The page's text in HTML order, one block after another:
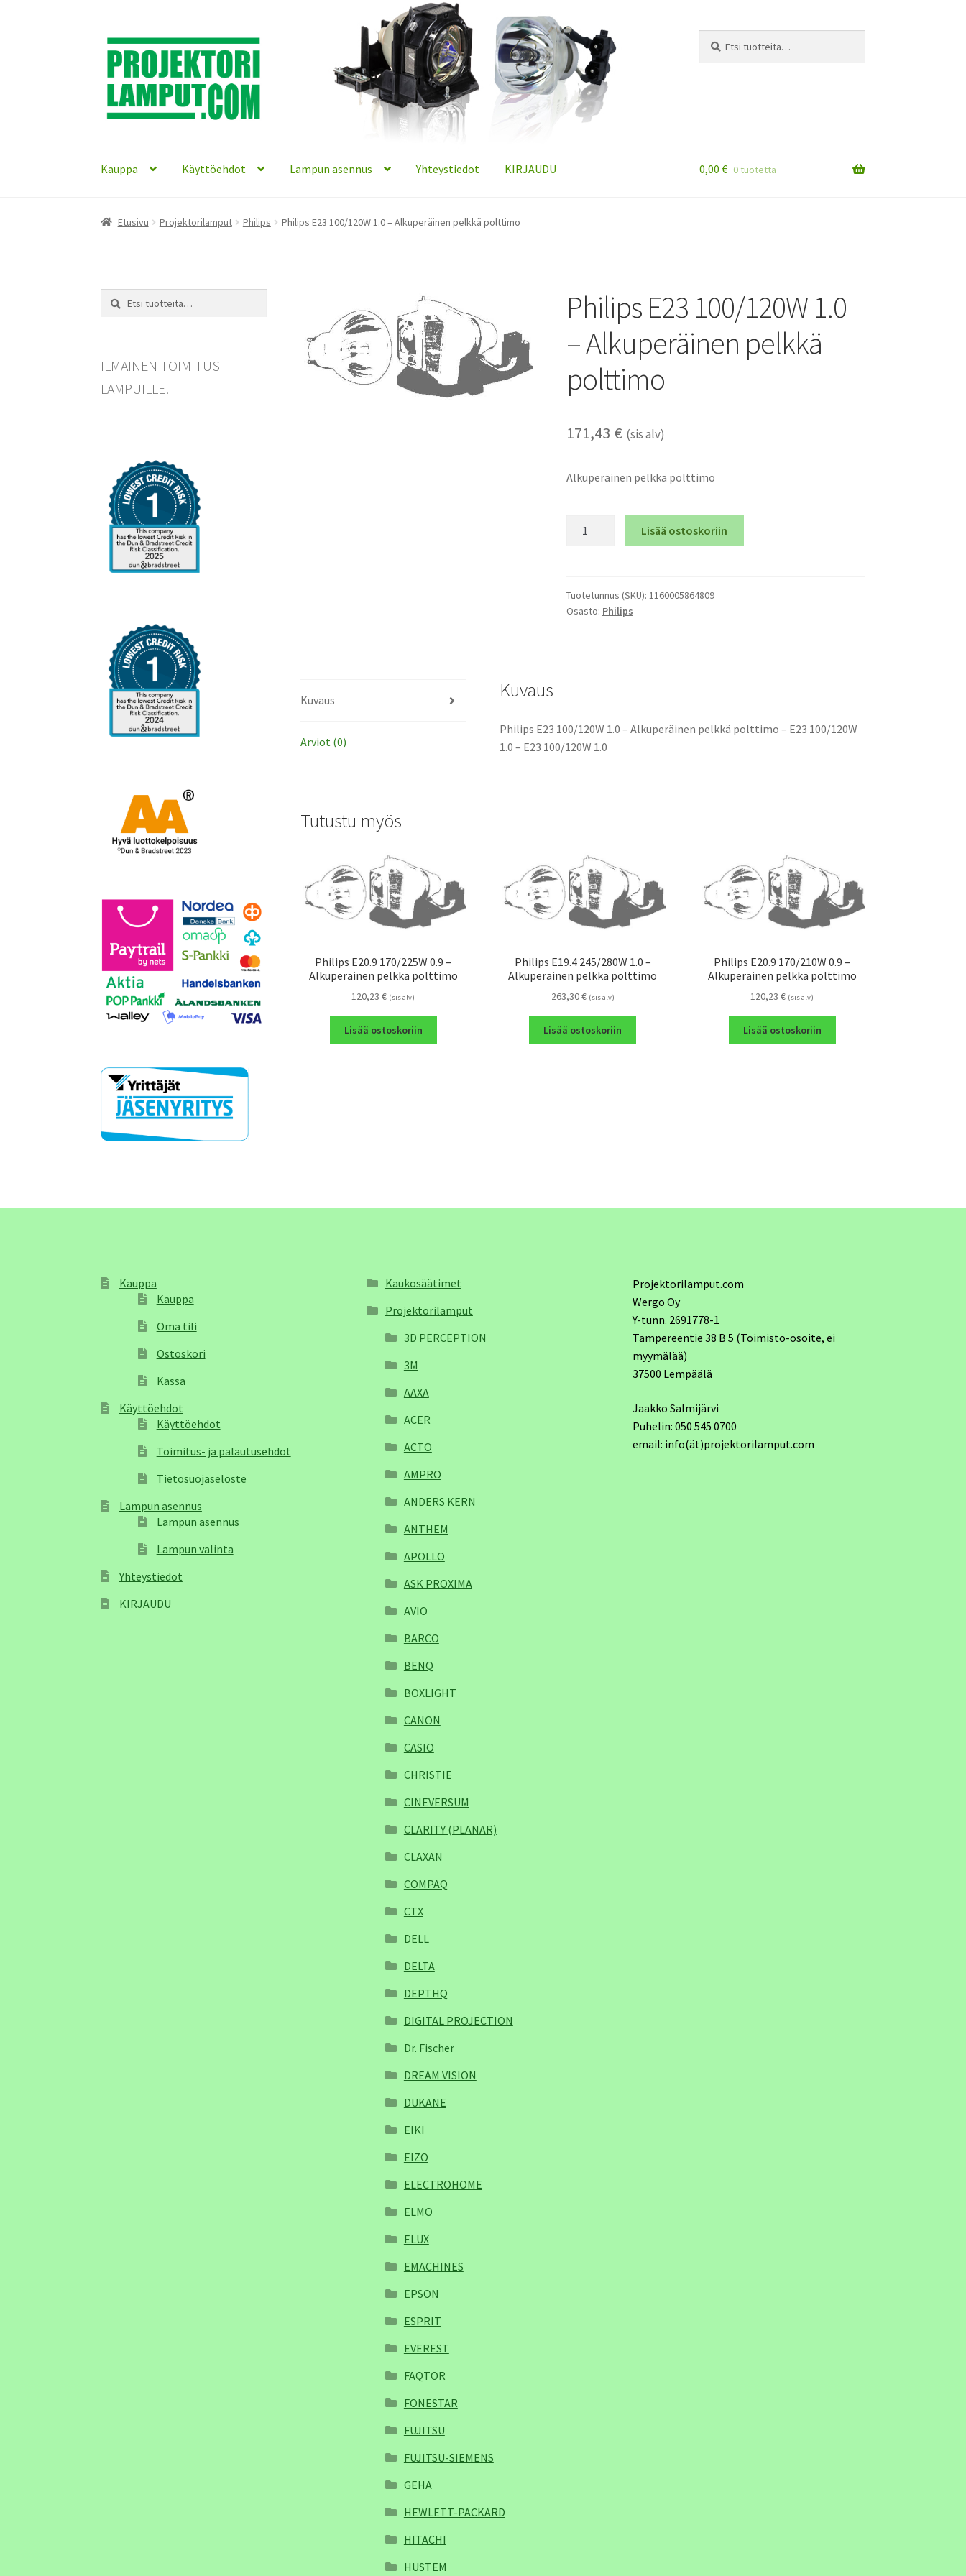
Siirry
navigointiin
Siirry
sisältöön
Kauppa Käyttöehdot Lampun asennus Yhteystiedot KIRJAUDU 0,00 € 0 tuotetta
Etusivu Projektorilamput Philips Philips E23 100/120W 1.0 – Alkuperäinen pelkkä polttimo
Philips E23 100/120W 1.0
– Alkuperäinen pelkkä
polttimo
171,43 € (sis alv)
Alkuperäinen pelkkä polttimo
-
Alkuperäinen
Lisää ostoskoriin
Tuotetunnus (SKU): 1160005864809
Osasto: Philips
Kuvaus
Arviot (0)
Kuvaus
Philips E23 100/120W 1.0 – Alkuperäinen pelkkä polttimo – E23 100/120W
1.0 – E23 100/120W 1.0
Tutustu myös
Philips E20.9 170/225W 0.9 –
Alkuperäinen pelkkä polttimo
120,23€ (sis alv)
Lisää ostoskoriin
Philips E19.4 245/280W 1.0 –
Alkuperäinen pelkkä polttimo
263,30€ (sis alv)
Lisää ostoskoriin
Philips E20.9 170/210W 0.9 –
Alkuperäinen pelkkä polttimo
120,23€ (sis alv)
Lisää ostoskoriin
Etsi:
Haku
ILMAINEN TOIMITUS
LAMPUILLE!
Kauppa
Kauppa
Oma tili
Ostoskori
Kassa
Käyttöehdot
Käyttöehdot
Toimitus- ja palautusehdot
Tietosuojaseloste
Lampun asennus
Lampun asennus
Lampun valinta
Yhteystiedot
KIRJAUDU
Kaukosäätimet
Projektorilamput
3D PERCEPTION
3M
AAXA
ACER
ACTO
AMPRO
ANDERS KERN
ANTHEM
APOLLO
ASK PROXIMA
AVIO
BARCO
BENQ
BOXLIGHT
CANON
CASIO
CHRISTIE
CINEVERSUM
CLARITY (PLANAR)
CLAXAN
COMPAQ
CTX
DELL
DELTA
DEPTHQ
DIGITAL PROJECTION
Dr. Fischer
DREAM VISION
DUKANE
EIKI
EIZO
ELECTROHOME
ELMO
ELUX
EMACHINES
EPSON
ESPRIT
EVEREST
FAQTOR
FONESTAR
FUJITSU
FUJITSU-SIEMENS
GEHA
HEWLETT-PACKARD
HITACHI
HUSTEM
Projektorilamput.com
Wergo Oy
Y-tunn. 2691778-1
Tampereentie 38 B 5 (Toimisto-osoite, ei
myymälää)
37500 Lempäälä
Jaakko Salmijärvi
Puhelin: 050 545 0700
email: info(ät)projektorilamput.com